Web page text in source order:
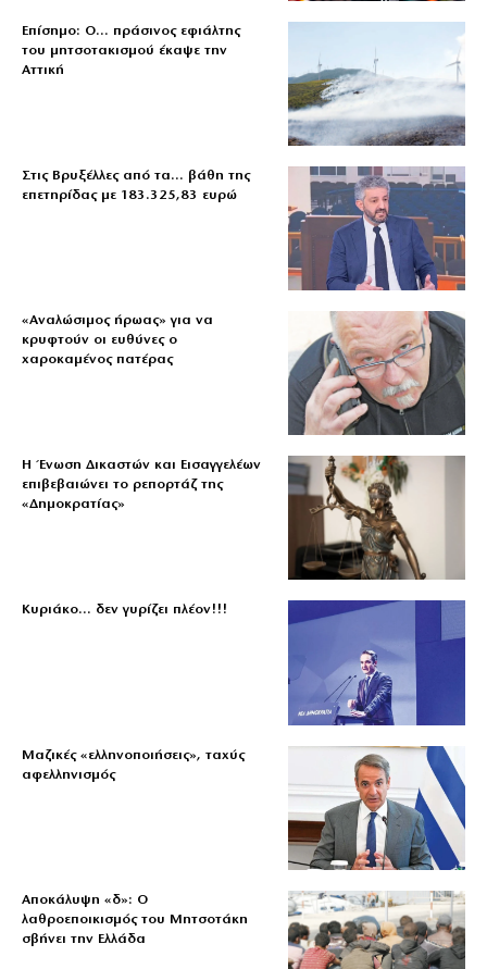
Επίσημο: Ο… πράσινος εφιάλτης
του μητσοτακισμού έκαψε την
Αττική
Στις Βρυξέλλες από τα… βάθη της
επετηρίδας με 183.325,83 ευρώ
«Aναλώσιμος ήρωας» για να
κρυφτούν οι ευθύνες ο
χαροκαμένος πατέρας
Η Ένωση Δικαστών και Εισαγγελέων
επιβεβαιώνει το ρεπορτάζ της
«Δημοκρατίας»
Κυριάκο… δεν γυρίζει πλέον!!!
Μαζικές «ελληνοποιήσεις», ταχύς
αφελληνισμός
Αποκάλυψη «δ»: Ο
λαθροεποικισμός του Μητσοτάκη
σβήνει την Ελλάδα